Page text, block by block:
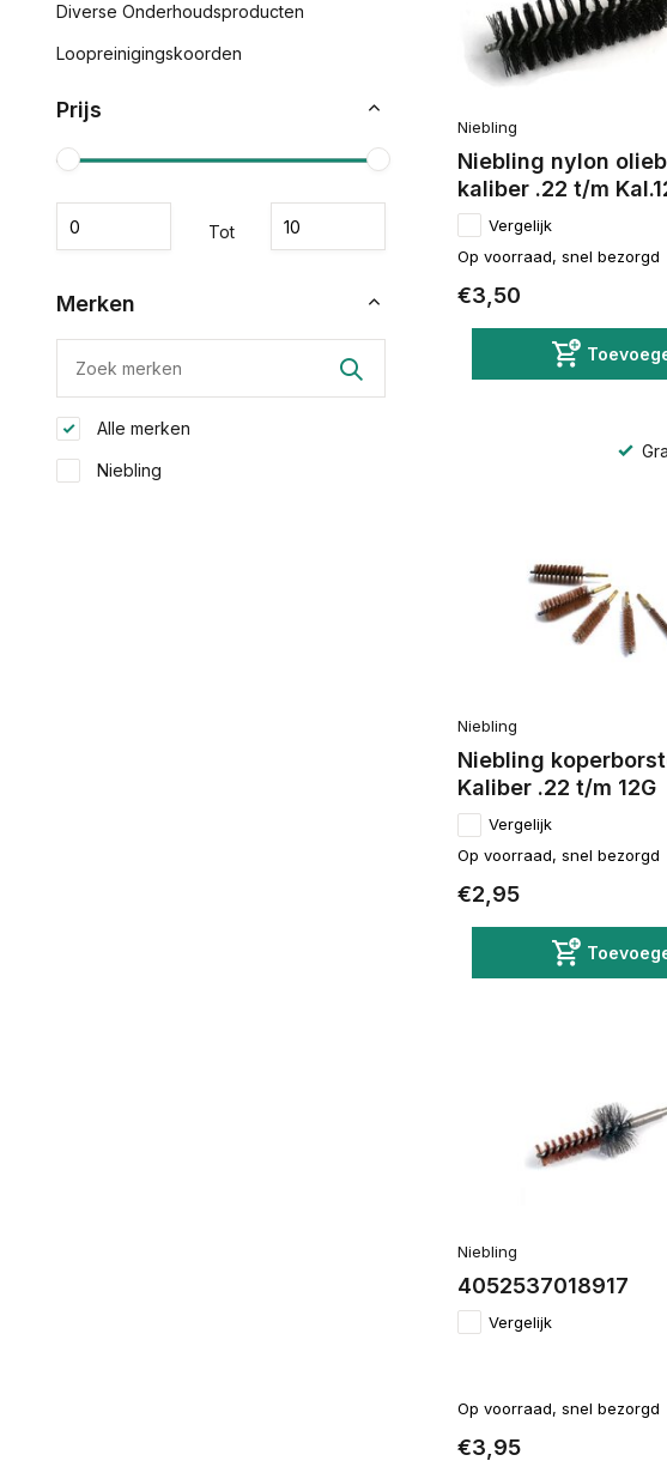
Diverse Onderhoudsproducten
Loopreinigingskoorden
Prijs
Tot
Merken
Alle merken
Niebling
Niebling
Niebling nylon
kaliber .22 t/m
Vergelijk
Op voorraad, snel bezorgd
€3,50
Niebling
Niebling
Kaliber .22 t/m 12G
Vergelijk
Op voorraad, snel bezorgd
€2,95
Niebling
4052537018917
Vergelijk
Op voorraad, snel bezorgd
€3,95